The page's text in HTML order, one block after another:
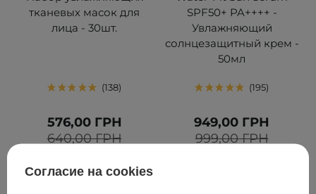
тканевых масок для
лица - 30шт.
138
640,00 ГРН
576,00 ГРН
ДОБАВИТЬ В КОРЗИНУ
SPF50+ PA++++ -
Увлажняющий
солнцезащитный крем -
50мл
195
999,00 ГРН
949,00 ГРН
Согласие на cookies